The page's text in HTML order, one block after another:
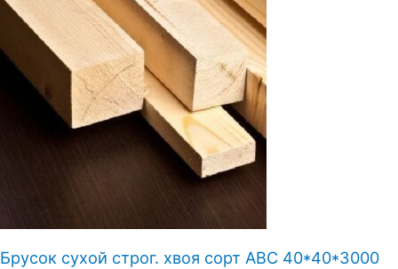
Брусок сухой строг. хвоя сорт АВС 40*40*3000